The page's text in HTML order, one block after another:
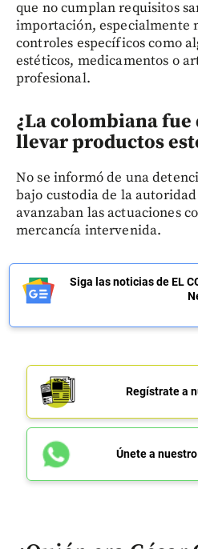
que no cumplan requisitos
importación, especialmente
controles específicos como
estéticos, medicamentos o
profesional.
¿La colombiana
llevar productos
No se informó de una
bajo custodia de la
avanzaban las actuaciones
mercancía intervenida.
Siga las noticias de EL
Regístrate a
Únete a